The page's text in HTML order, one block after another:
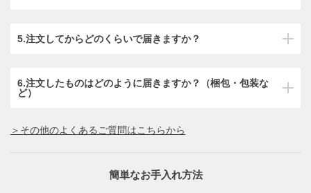
5.注文してからどのくらいで届きますか？
6.注文したものはどのように届きますか？（梱包・包装な
ど）
＞その他のよくあるご質問はこちらから
簡単なお手入れ方法